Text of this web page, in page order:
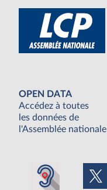
OPEN DATA
Accédez à toutes
les données de
l'Assemblée nationale